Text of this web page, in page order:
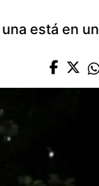
está en un